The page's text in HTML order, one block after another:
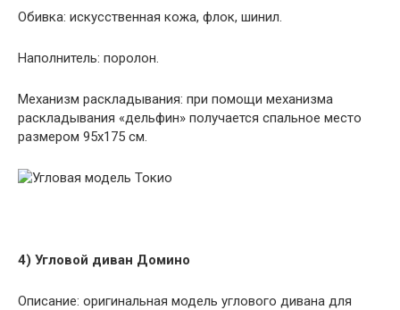
Обивка: искусственная кожа, флок, шинил.
Наполнитель: поролон.
Механизм раскладывания: при помощи механизма
раскладывания «дельфин» получается спальное место
размером 95х175 см.
4) Угловой диван Домино
Описание: оригинальная модель углового дивана для